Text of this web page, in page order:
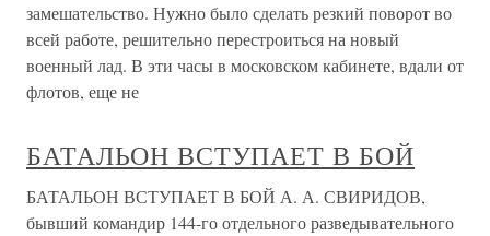
замешательство. Нужно было сделать резкий поворот во
всей работе, решительно перестроиться на новый
военный лад. В эти часы в московском кабинете, вдали от
флотов, еще не
БАТАЛЬОН ВСТУПАЕТ В БОЙ
БАТАЛЬОН ВСТУПАЕТ В БОЙ А. А. СВИРИДОВ,
бывший командир 144-го отдельного разведывательного